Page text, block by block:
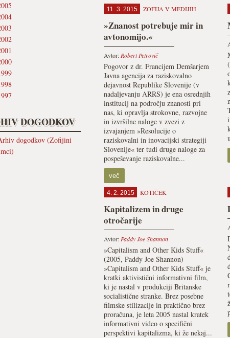
DOGODKOV
dogodkov (Zofijini
11. 3. 2015 ZOFIJA V MEDIJIH
»Znanost potrebuje mir in
avtonomijo.«
Avtor: Robert Petrovič
Pogovor z dr. Francijem Demšarjem
Javna agencija za raziskovalno
dejavnost Republike Slovenije (v
nadaljevanju ARRS) je ena osrednjih
institucij na področju znanosti pri
nas, ki opravlja strokovne, razvojne
in izvršilne naloge v zvezi z
izvajanjem »Resolucije o
raziskovalni in inovacijski strategiji
Slovenije« ter tudi druge naloge za
pospeševanje raziskovalne...
več
4. 2. 2015 KOTIČEK
Kapitalizem in druge
otročarije
Avtor: Paddy Joe Shannon
»Capitalism and Other Kids Stuff«
(2005, Paddy Joe Shannon)
»Capitalism and Other Kids Stuff« je
kratki aktivistični informativni film,
ki je nastal v produkciji Britanske
socialistične stranke. Brez posebne
filmske stilizacije in praktično brez
proračuna, je leta 2005 nastal kratek
informativni video o specifični
perspektivi kapitalizma, ki že nekaj...